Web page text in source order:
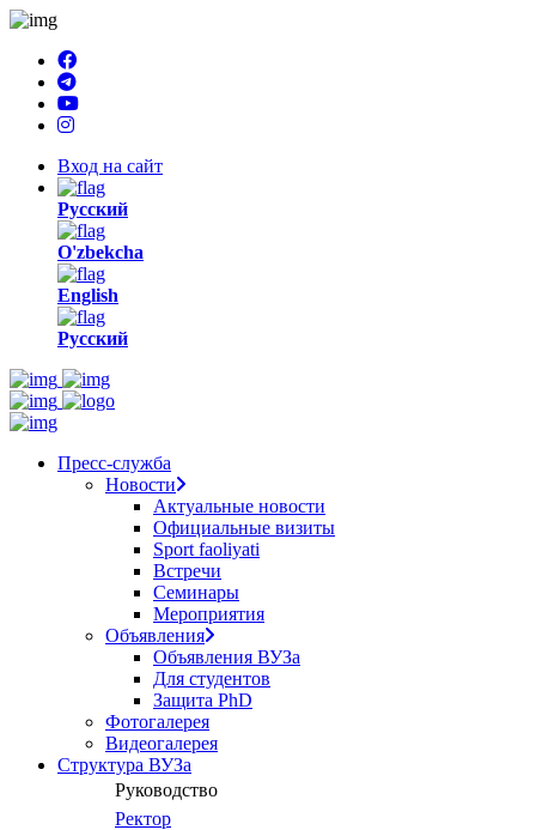
Вход на сайт
Русский
O'zbekcha
English
Русский
Пресс-служба
Новости
Актуальные новости
Официальные визиты
Sport faoliyati
Встречи
Семинары
Мероприятия
Объявления
Объявления ВУЗа
Для студентов
Защита PhD
Фотогалерея
Видеогалерея
Структура ВУЗа
Руководство
Ректор